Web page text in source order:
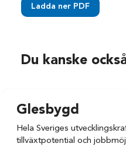
Ladda ner PDF
Du kanske
Glesbygd
Hela Sveriges
tillväxtpotential och